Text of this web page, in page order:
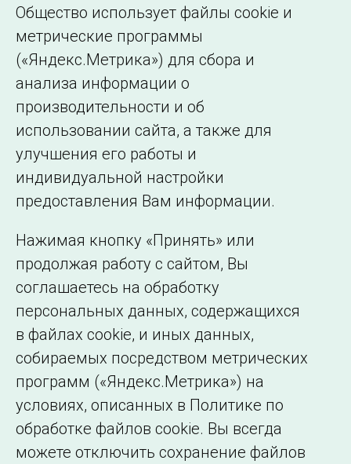
Специализированный класс – часть целенаправленной
работы Системного оператора по созданию
непрерывной цепочки обучения: «школа – вуз –
предприятие» и формированию раннего
профессионального самоопределения будущих
студентов-энергетиков
©2005–2026 АО «СО ЕЭС»
Филиалы и
представительства
образовательной
организации
Общество использует файлы cookie и
метрические программы
(«Яндекс.Метрика») для сбора и
анализа информации о
производительности и об
использовании сайта, а также для
улучшения его работы и
индивидуальной настройки
предоставления Вам информации.
Нажимая кнопку «Принять» или
продолжая работу с сайтом, Вы
соглашаетесь на обработку
персональных данных, содержащихся
в файлах cookie, и иных данных,
собираемых посредством метрических
программ («Яндекс.Метрика») на
условиях, описанных в Политике по
обработке файлов cookie. Вы всегда
можете отключить сохранение файлов